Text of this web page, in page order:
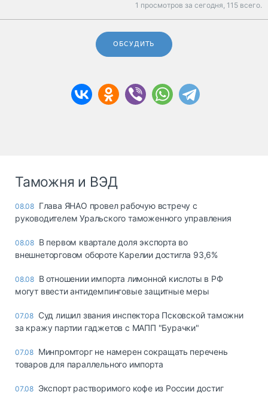
1 просмотров за сегодня, 115 всего.
ОБСУДИТЬ
Таможня и ВЭД
08.08 Глава ЯНАО провел рабочую встречу с
руководителем Уральского таможенного управления
08.08 В первом квартале доля экспорта во
внешнеторговом обороте Карелии достигла 93,6%
08.08 В отношении импорта лимонной кислоты в РФ
могут ввести антидемпинговые защитные меры
07.08 Суд лишил звания инспектора Псковской таможни
за кражу партии гаджетов с МАПП "Бурачки"
07.08 Минпромторг не намерен сокращать перечень
товаров для параллельного импорта
07.08 Экспорт растворимого кофе из России достиг